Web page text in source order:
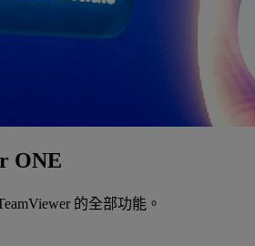
ONE
的全部功能。